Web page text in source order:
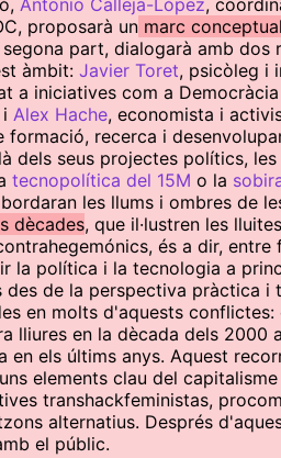
Antonio Calleja-López,
proposarà un marc
part, dialogarà amb dos
àmbit: Javier Toret, psicòleg i
a iniciatives com a Democràcia
Alex Hache, economista i
recerca i
dels seus projectes polítics,
tecnopolítica del 15M o la
les llums i ombres de
dècades, que il·lustren les
és a dir, entre
la política i la tecnologia a
des de la perspectiva pràctica i
en molts d'aquests
lliures en la dècada dels 2000
els últims anys. Aquest
elements clau del
transhackfeministas,
alternatius. Després
el públic.